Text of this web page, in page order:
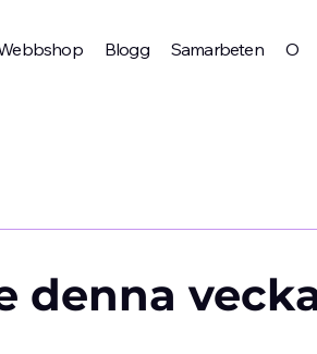
Blogg Samarbeten Om
denna